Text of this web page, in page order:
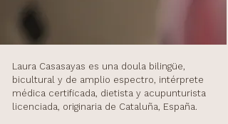
Laura Casasayas es una doula bilingüe,
bicultural y de amplio espectro, intérprete
médica certificada, dietista y acupunturista
licenciada, originaria de Cataluña, España.